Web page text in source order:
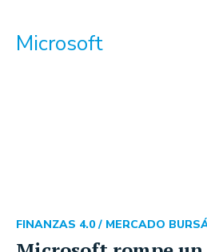
Microsoft
FINANZAS 4.0 / MERCADO